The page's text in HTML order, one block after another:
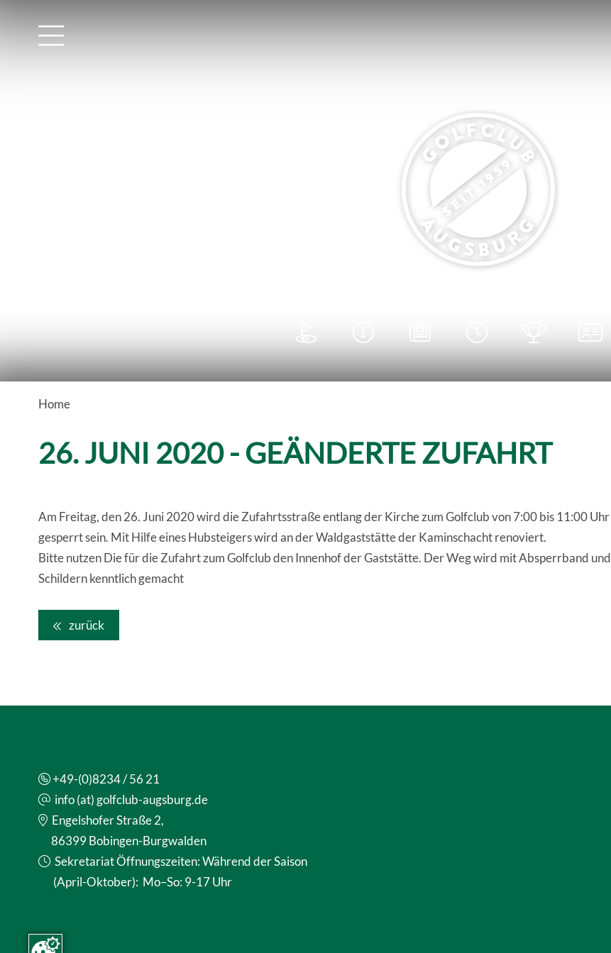
Home
26. JUNI 2020 - GEÄNDERTE ZUFAHRT
Am Freitag, den 26. Juni 2020 wird die Zufahrtsstraße entlang der Kirche zum Golfclub von 7:00 bis 11:00 Uhr
gesperrt sein. Mit Hilfe eines Hubsteigers wird an der Waldgaststätte der Kaminschacht renoviert.
Bitte nutzen Die für die Zufahrt zum Golfclub den Innenhof der Gaststätte. Der Weg wird mit Absperrband und
Schildern kenntlich gemacht
zurück
+49-(0)8234 / 56 21
info (at) golfclub-augsburg.de
Engelshofer Straße 2,
86399 Bobingen-Burgwalden
Sekretariat Öffnungszeiten: Während der Saison
(April-Oktober): Mo–So: 9-17 Uhr